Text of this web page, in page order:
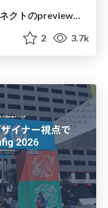
PR単位で使い捨てるカイポケコネクトのpreview環境の設計と運用/ ephemeral preview environments per pr
2 3.7k